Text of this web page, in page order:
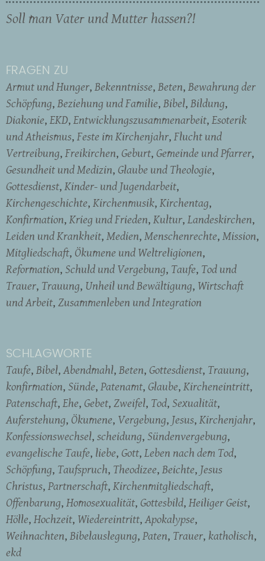
Soll man Vater und Mutter hassen?!
FRAGEN ZU
Armut und Hunger Bekenntnisse Beten Bewahrung der
Schöpfung Beziehung und Familie Bibel Bildung
Diakonie EKD Entwicklungszusammenarbeit Esoterik
und Atheismus Feste im Kirchenjahr Flucht und
Vertreibung Freikirchen Geburt Gemeinde und Pfarrer
Gesundheit und Medizin Glaube und Theologie
Gottesdienst Kinder- und Jugendarbeit
Kirchengeschichte Kirchenmusik Kirchentag
Konfirmation Krieg und Frieden Kultur Landeskirchen
Leiden und Krankheit Medien Menschenrechte Mission
Mitgliedschaft Ökumene und Weltreligionen
Reformation Schuld und Vergebung Taufe Tod und
Trauer Trauung Unheil und Bewältigung Wirtschaft
und Arbeit Zusammenleben und Integration
SCHLAGWORTE
Taufe Bibel Abendmahl Beten Gottesdienst Trauung
konfirmation Sünde Patenamt Glaube Kircheneintritt
Patenschaft Ehe Gebet Zweifel Tod Sexualität
Auferstehung Ökumene Vergebung Jesus Kirchenjahr
Konfessionswechsel scheidung Sündenvergebung
evangelische Taufe liebe Gott Leben nach dem Tod
Schöpfung Taufspruch Theodizee Beichte Jesus
Christus Partnerschaft Kirchenmitgliedschaft
Offenbarung Homosexualität Gottesbild Heiliger Geist
Hölle Hochzeit Wiedereintritt Apokalypse
Weihnachten Bibelauslegung Paten Trauer katholisch
ekd